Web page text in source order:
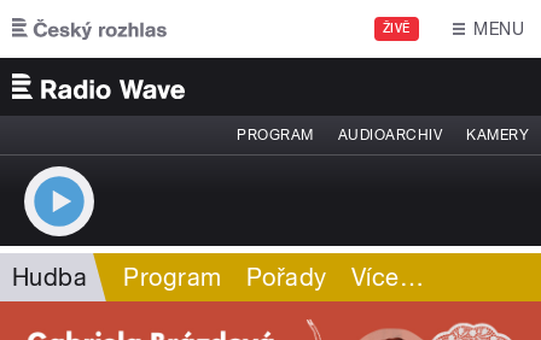
Přejít k hlavnímu obsahu
ŽIVĚ MENU
PROGRAM AUDIOARCHIV KAMERY
Hudba Program Pořady Více…